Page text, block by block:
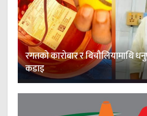
रगतको कारोबार र बिचौलियामाथि
कडाइ